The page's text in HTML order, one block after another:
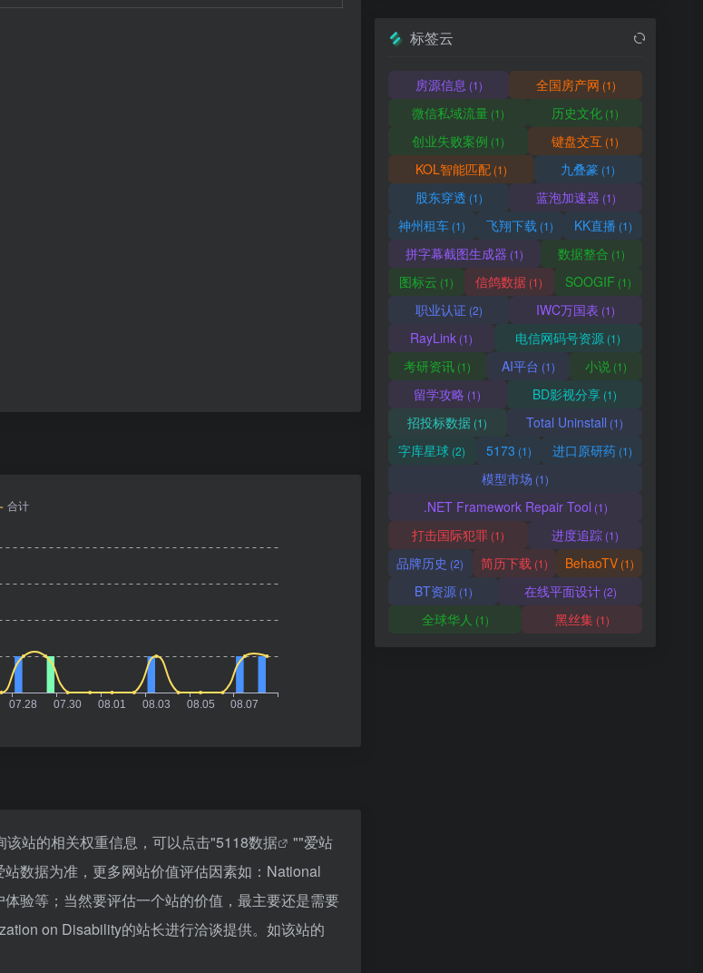
站的相关权重信息，可以点击"5118数据 ""爱站
数据为准，更多网站价值评估因素如：National
验等；当然要评估一个站的价值，最主要还是需要
on Disability的站长进行洽谈提供。如该站的
标签云
房源信息 (1) 全国房产网 (1)
微信私域流量 (1) 历史文化 (1)
创业失败案例 (1) 键盘交互 (1)
KOL智能匹配(1) 九叠篆 (1)
股东穿透 (1) 蓝泡加速器 (1)
神州租车 (1) 飞翔下载 (1) KK直播 (1)
拼字幕截图生成器 (1) 数据整合 (1)
图标云 (1) 信鸽数据 (1) SOOGIF (1)
职业认证 (2) IWC万国表 (1)
RayLink(1) 电信网码号资源 (1)
考研资讯(1) AI平台 (1) 小说 (1)
留学攻略 (1) BD影视分享(1)
招投标数据 (1) Total Uninstall (1)
字库星球 (2) 5173 (1) 进口原研药(1)
模型市场 (1)
.NET Framework Repair Tool (1)
打击国际犯罪 (1) 进度追踪 (1)
品牌历史 (2) 简历下载 (1) BehaoTV(1)
BT资源(1) 在线平面设计(2)
全球华人 (1) 黑丝集(1)